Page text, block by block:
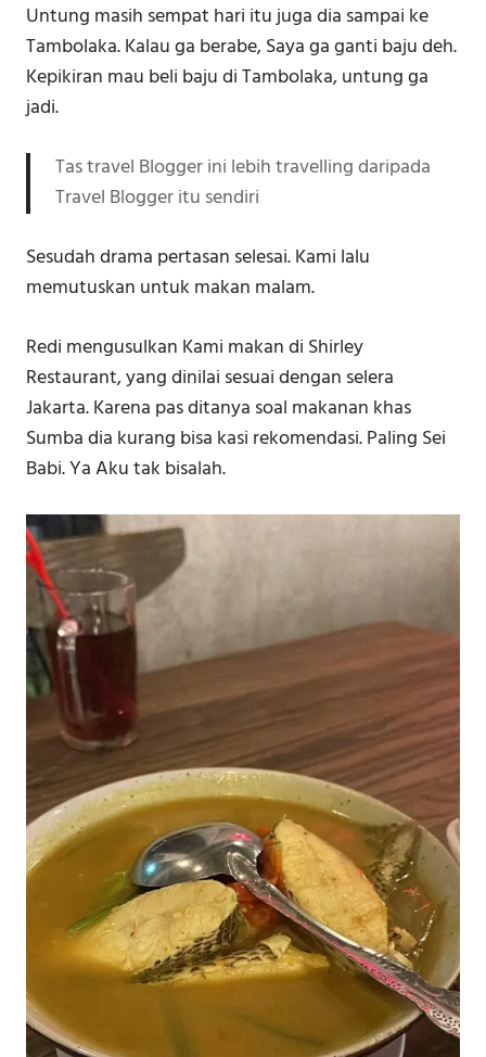
Untung masih sempat hari itu juga dia sampai ke
Tambolaka. Kalau ga berabe, Saya ga ganti baju deh.
Kepikiran mau beli baju di Tambolaka, untung ga
jadi.
Tas travel Blogger ini lebih travelling daripada
Travel Blogger itu sendiri
Sesudah drama pertasan selesai. Kami lalu
memutuskan untuk makan malam.
Redi mengusulkan Kami makan di Shirley
Restaurant, yang dinilai sesuai dengan selera
Jakarta. Karena pas ditanya soal makanan khas
Sumba dia kurang bisa kasi rekomendasi. Paling Sei
Babi. Ya Aku tak bisalah.